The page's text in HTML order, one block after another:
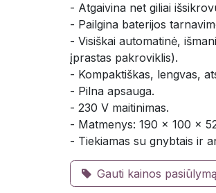
- Atgaivina net giliai
- Pailgina baterijos
- Visiškai automatinė,
įprastas pakroviklis).
- Kompaktiškas, lengvas,
- Pilna apsauga.
- 230 V maitinimas.
- Matmenys: 190 x 100 x
- Tiekiamas su gnybtais ir
Gauti kainos pasiūlymą